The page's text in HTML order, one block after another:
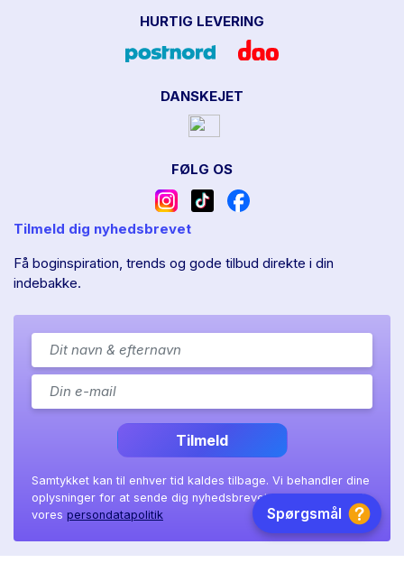
HURTIG LEVERING
DANSKEJET
FØLG OS
Tilmeld dig nyhedsbrevet
Få boginspiration, trends og gode tilbud direkte i din
indebakke.
Tilmeld
Samtykket kan til enhver tid kaldes tilbage. Vi behandler dine
oplysninger for at sende dig nyhedsbrevet, som beskrevet i
vores persondatapolitik